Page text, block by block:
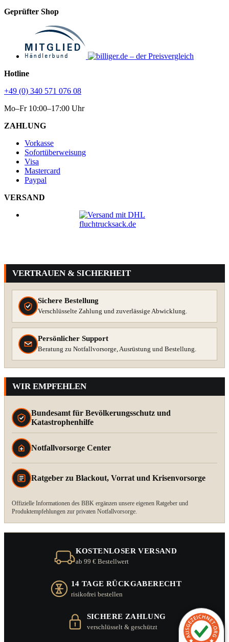
Geprüfter Shop
Hotline
+49 (0) 340 571 076 08
Mo–Fr 10:00–17:00 Uhr
ZAHLUNG
Vorkasse
Sofortüberweisung
Visa
Mastercard
Paypal
VERSAND
VERTRAUEN & SICHERHEIT
Sichere Bestellung
Verschlüsselte Zahlung und zuverlässige Abwicklung.
Persönlicher Support
Beratung zu Notfallvorsorge, Ausrüstung und Bestellung.
WIR EMPFEHLEN
Bundesamt für Bevölkerungsschutz und
Katastrophenhilfe
Notfallvorsorge Center
Ratgeber zu Blackout, Vorrat und Krisenvorsorge
Offizielle Informationen des BBK ergänzen unsere eigenen Ratgeber und
Produktempfehlungen zur privaten Notfallvorsorge.
KOSTENLOSER VERSAND
ab 99 € Bestellwert
14 TAGE RÜCKGABERECHT
risikofrei bestellen
SICHERE ZAHLUNG
verschlüsselt & geschützt